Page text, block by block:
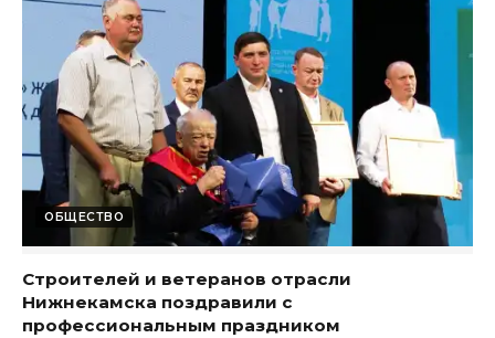
ОБЩЕСТВО
Строителей и ветеранов отрасли
Нижнекамска поздравили с
профессиональным праздником